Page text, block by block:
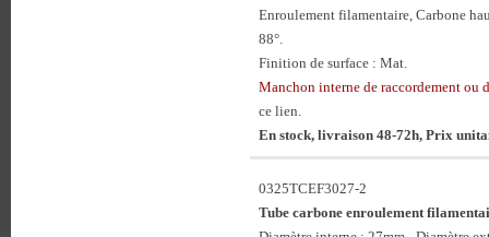
Enroulement filamentaire, Carbone
88°.
Finition de surface : Mat.
Manchon interne de raccordement ou
ce lien.
En stock, livraison 48-72h, Prix
0325TCEF3027-2
Tube carbone enroulement